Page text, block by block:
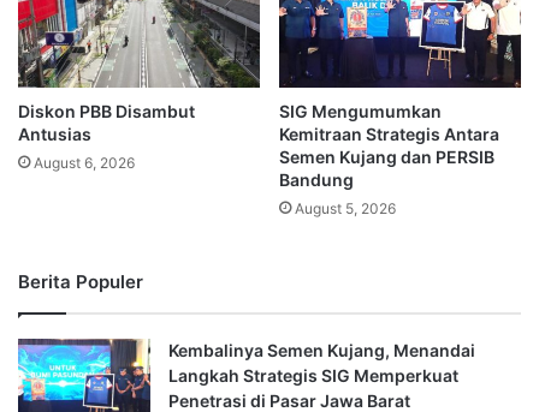
Diskon PBB Disambut
Antusias
August 6, 2026
SIG Mengumumkan
Kemitraan Strategis Antara
Semen Kujang dan PERSIB
Bandung
August 5, 2026
Berita Populer
Kembalinya Semen Kujang, Menandai
Langkah Strategis SIG Memperkuat
Penetrasi di Pasar Jawa Barat